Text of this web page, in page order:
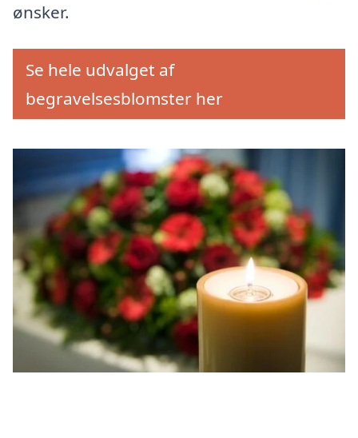
ønsker.
Se hele udvalget af
begravelsesblomster her